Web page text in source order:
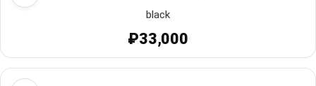
black
₽33,000